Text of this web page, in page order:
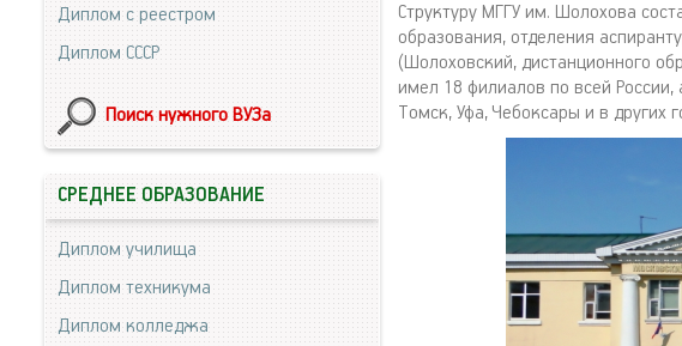
Структуру МГГУ им. Шолохова
образования, отделения
(Шолоховский, дистанционного
имел 18 филиалов по всей России,
Томск, Уфа, Чебоксары и в других
Диплом с реестром
Диплом СССР
Поиск нужного ВУЗа
СРЕДНЕЕ ОБРАЗОВАНИЕ
Диплом училища
Диплом техникума
Диплом колледжа